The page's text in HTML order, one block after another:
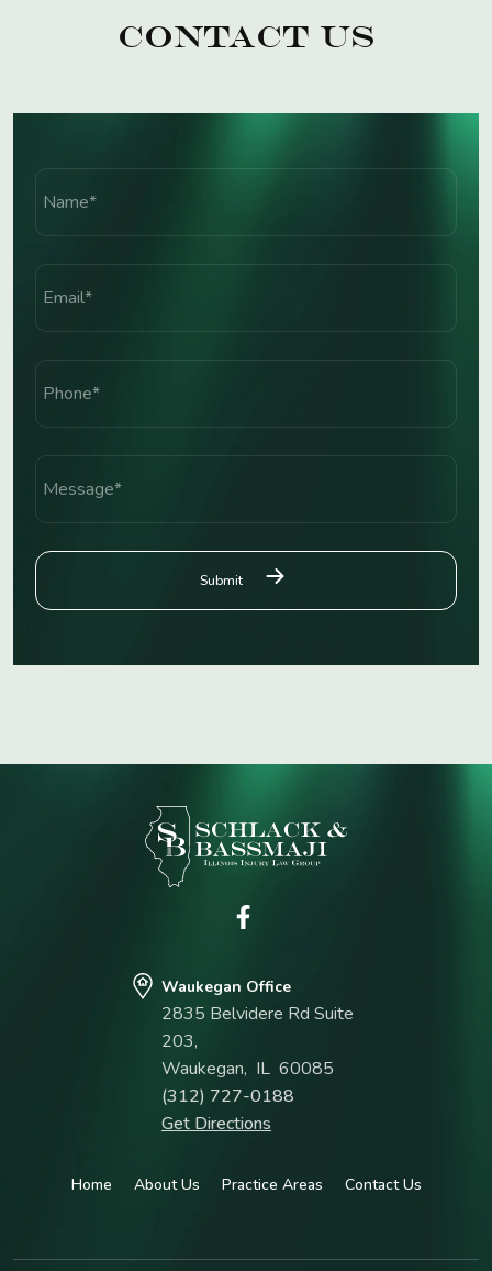
Contact Us
Waukegan Office
2835 Belvidere Rd Suite
203,
Waukegan, IL 60085
(312) 727-0188
Get Directions
Home About Us Practice Areas Contact Us